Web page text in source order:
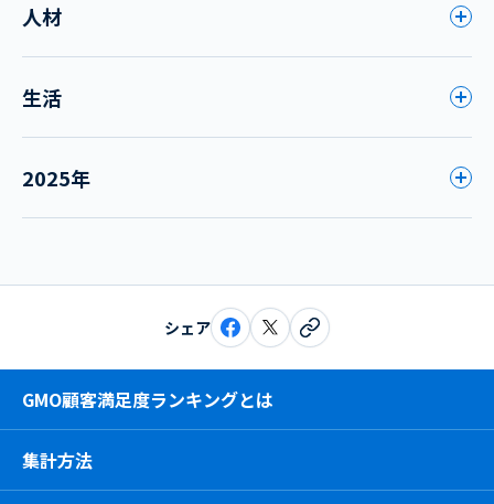
人材
生活
2025年
シェア
GMO顧客満足度ランキングとは
集計方法